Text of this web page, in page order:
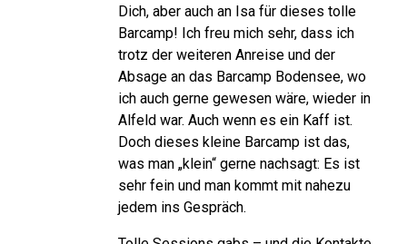
Dich, aber auch an Isa für dieses tolle
Barcamp! Ich freu mich sehr, dass ich
trotz der weiteren Anreise und der
Absage an das Barcamp Bodensee, wo
ich auch gerne gewesen wäre, wieder in
Alfeld war. Auch wenn es ein Kaff ist.
Doch dieses kleine Barcamp ist das,
was man „klein“ gerne nachsagt: Es ist
sehr fein und man kommt mit nahezu
jedem ins Gespräch.